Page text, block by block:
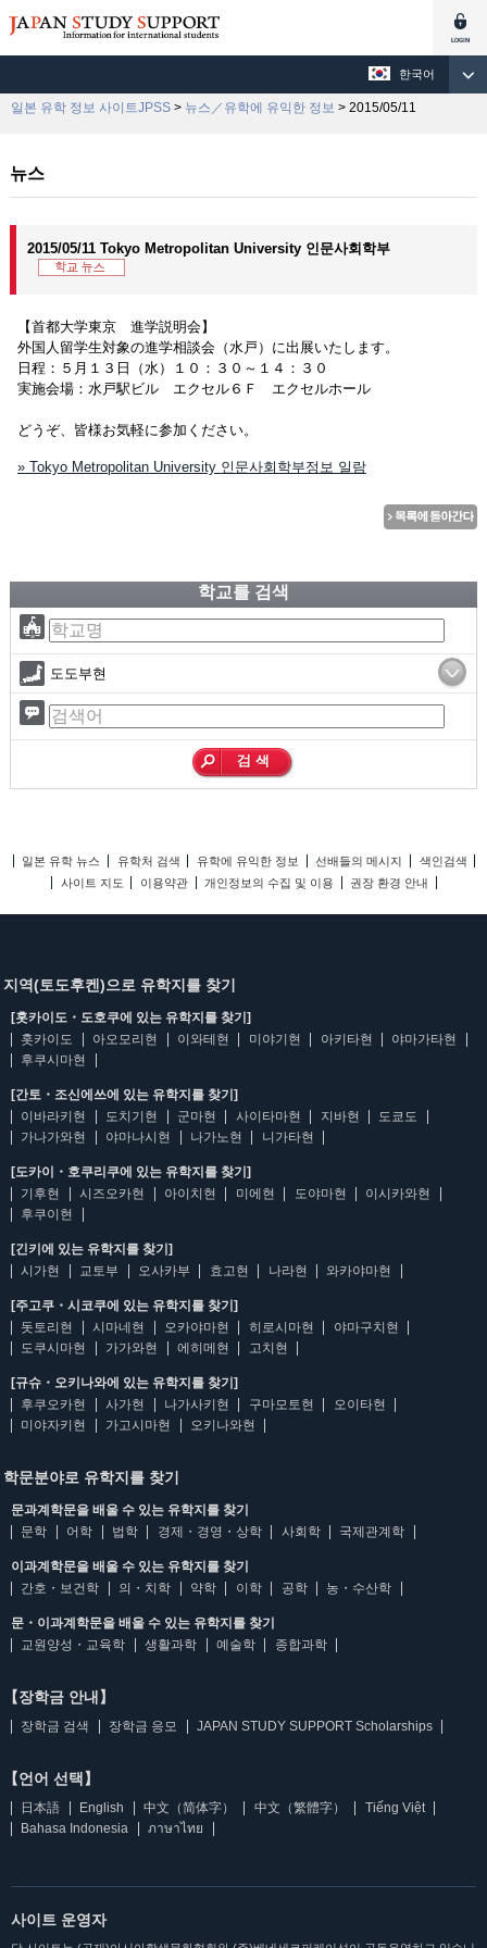
한국어
일본 유학 정보 사이트JPSS > 뉴스／유학에 유익한 정보 > 2015/05/11
뉴스
2015/05/11 Tokyo Metropolitan University 인문사회학부
【首都大学東京 進学説明会】
外国人留学生対象の進学相談会（水戸）に出展いたします。
日程：５月１３日（水）１０：３０～１４：３０
実施会場：水戸駅ビル エクセル６Ｆ エクセルホール
どうぞ、皆様お気軽に参加ください。
» Tokyo Metropolitan University 인문사회학부정보 일람
학교를 검색
도도부현
일본 유학 뉴스 유학처 검색 유학에 유익한 정보 선배들의 메시지
색인검색
사이트 지도
이용약관 개인정보의 수집 및 이용 권장 환경 안내
지역(토도후켄)으로 유학지를 찾기
[홋카이도・도호쿠에 있는 유학지를 찾기]
홋카이도
아오모리현 이와테현 미야기현 아키타현
야마가타현
후쿠시마현
[간토・조신에쓰에 있는 유학지를 찾기]
이바라키현
도치기현 군마현 사이타마현 지바현
도쿄도
가나가와현
야마나시현 나가노현 니가타현
[도카이・호쿠리쿠에 있는 유학지를 찾기]
기후현
시즈오카현 아이치현 미에현 도야마현
이시카와현
후쿠이현
[긴키에 있는 유학지를 찾기]
시가현
교토부 오사카부 효고현 나라현 와카야마현
[주고쿠・시코쿠에 있는 유학지를 찾기]
돗토리현
시마네현 오카야마현 히로시마현
야마구치현
도쿠시마현
가가와현 에히메현 고치현
[규슈・오키나와에 있는 유학지를 찾기]
후쿠오카현
사가현 나가사키현 구마모토현
오이타현
미야자키현
가고시마현 오키나와현
학문분야로 유학지를 찾기
문과계학문을 배울 수 있는 유학지를 찾기
문학
어학 법학 경제・경영・상학 사회학 국제관계학
이과계학문을 배울 수 있는 유학지를 찾기
간호・보건학
의・치학 약학 이학 공학 농・수산학
문・이과계학문을 배울 수 있는 유학지를 찾기
교원양성・교육학
생활과학 예술학 종합과학
【장학금 안내】
장학금 검색 장학금 응모 JAPAN STUDY SUPPORT Scholarships
【언어 선택】
日本語 English 中文（简体字） 中文（繁體字）
Tiếng Việt
Bahasa Indonesia
ภาษาไทย
사이트 운영자